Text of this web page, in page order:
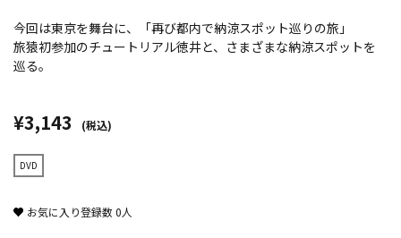
今回は東京を舞台に、「再び都内で納涼スポット巡りの旅」
旅猿初参加のチュートリアル徳井と、さまざまな納涼スポットを
巡る。
¥3,143 (税込)
DVD
お気に入り登録数0人